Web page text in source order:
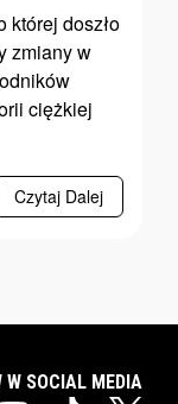
której doszło
zmiany w
ciężkiej
Czytaj Dalej
W SOCIAL MEDIA